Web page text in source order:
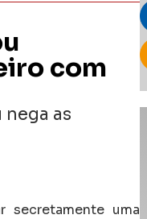
com
as
secretamente uma